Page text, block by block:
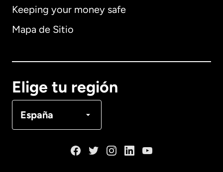
Keeping your money safe
Mapa de Sitio
Elige tu región
España
Alemania
Français